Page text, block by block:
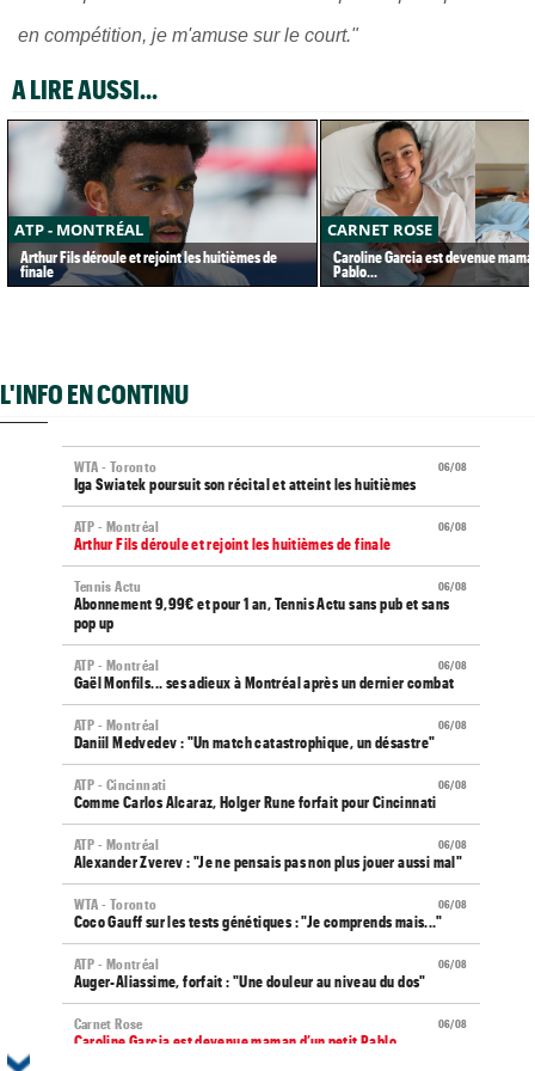
en compétition, je m'amuse sur le court."
A LIRE AUSSI...
ATP - MONTRÉAL
Arthur Fils déroule et rejoint les huitièmes de
finale
CARNET ROSE
Caroline Garcia est devenue
Pablo...
L'INFO EN CONTINU
06/08
WTA - Toronto
Iga Swiatek poursuit son récital et atteint les huitièmes
06/08
ATP - Montréal
Arthur Fils déroule et rejoint les huitièmes de finale
06/08
Tennis Actu
Abonnement 9,99€ et pour 1 an, Tennis Actu sans pub et sans
pop up
06/08
ATP - Montréal
Gaël Monfils... ses adieux à Montréal après un dernier combat
06/08
ATP - Montréal
Daniil Medvedev : "Un match catastrophique, un désastre"
06/08
ATP - Cincinnati
Comme Carlos Alcaraz, Holger Rune forfait pour Cincinnati
06/08
ATP - Montréal
Alexander Zverev : "Je ne pensais pas non plus jouer aussi mal"
06/08
WTA - Toronto
Coco Gauff sur les tests génétiques : "Je comprends mais..."
06/08
ATP - Montréal
Auger-Aliassime, forfait : "Une douleur au niveau du dos"
06/08
Carnet Rose
Caroline Garcia est devenue maman d’un petit Pablo...